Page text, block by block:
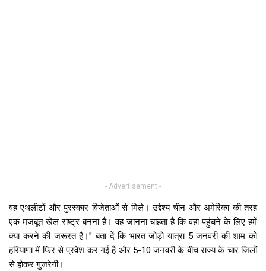
- Advertisement -
वह एथलीटों और पुरस्कार विजेताओं से मिले। उद्देश्य चीन और अमेरिका की तरह
एक मजबूत खेल राष्ट्र बनना है। वह जानना चाहता है कि वहां पहुंचने के लिए हमें
क्या करने की जरूरत है।” बता दें कि भारत जोड़ो यात्रा 5 जनवरी की शाम को
हरियाणा में फिर से प्रवेश कर गई है और 5-10 जनवरी के बीच राज्य के चार जिलों
से होकर गुजरेगी।